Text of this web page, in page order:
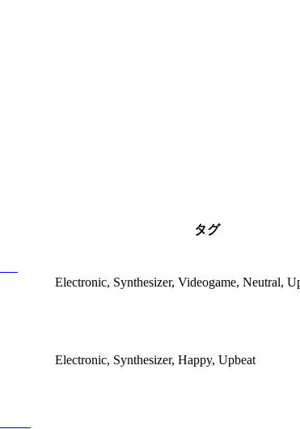
タグ
Electronic, Synthesizer, Videogame, Neutral,
Electronic, Synthesizer, Happy, Upbeat